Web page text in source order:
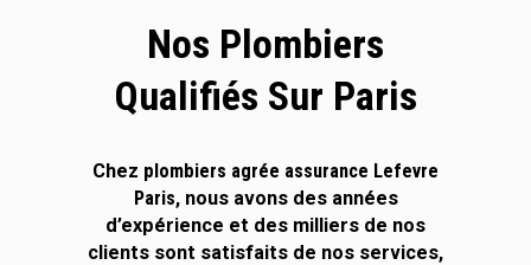
Nos Plombiers
Qualifiés Sur Paris
Chez plombiers agrée assurance Lefevre
Paris, nous avons des années
d’expérience et des milliers de nos
clients sont satisfaits de nos services,